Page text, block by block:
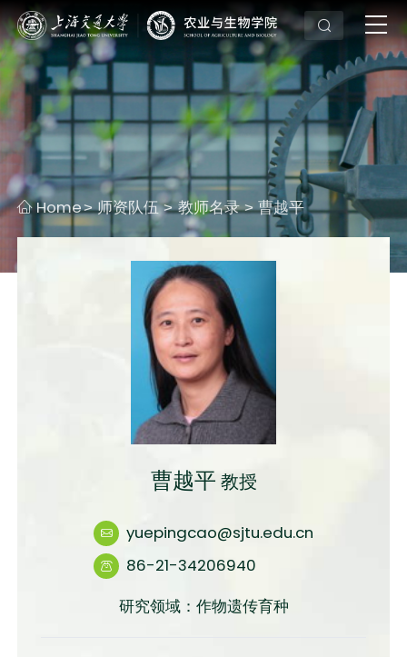
Home> 师资队伍> 教师名录> 曹越平
曹越平 教授
yuepingcao@sjtu.edu.cn
86-21-34206940
研究领域：作物遗传育种